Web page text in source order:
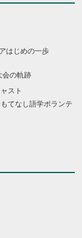
はじめの一歩
の軌跡
スト
てなし語学ボランテ